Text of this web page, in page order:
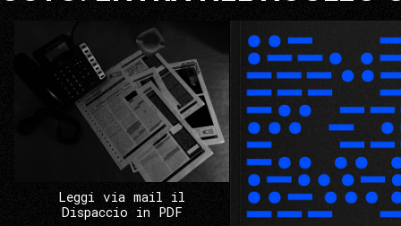
Leggi via mail il
Dispaccio in PDF